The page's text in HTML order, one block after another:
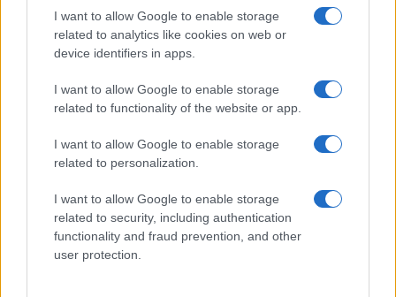
I want to allow Google to enable storage
related to analytics like cookies on web or
device identifiers in apps.
I want to allow Google to enable storage
related to functionality of the website or app.
I want to allow Google to enable storage
related to personalization.
I want to allow Google to enable storage
related to security, including authentication
functionality and fraud prevention, and other
user protection.
Tel Aviv avrebbe chiesto la liberazione di cento
donne e bambini detenuti a Gaza, un’istanza che i
terroristi palestinesi considerano come una
manovra di rinvio da parte di Israele.
Nel tentativo di mitigare la situazione umanitaria,
le forze israeliane hanno annunciato una nuova
pausa umanitaria a Gaza City. Le operazioni
offensive verranno sospese dalle 10.00 alle 14.00
locali per permettere alla popolazione civile di